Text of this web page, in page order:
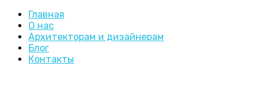
Главная
О нас
Архитекторам и дизайнерам
Блог
Контакты